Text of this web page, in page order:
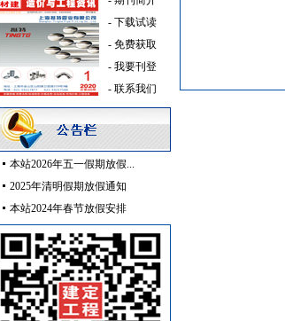
室内装饰材料 [采购中]
给排水系统 [采购中]
滤毒式排风 [采购中]
卫生洁具 [采购中]
客梯 [采购中]
消声器
[采购中]
门窗玻璃 [采购中]
水泵 [采购中]
PVC窗帘 [采购中]
光源灯具 [采购中]
消防工程 [采购中]
- 下载试读
- 免费获取
- 我要刊登
- 联系我们
本站2026年五一假期放假...
2025年清明假期放假通知
本站2024年春节放假安排